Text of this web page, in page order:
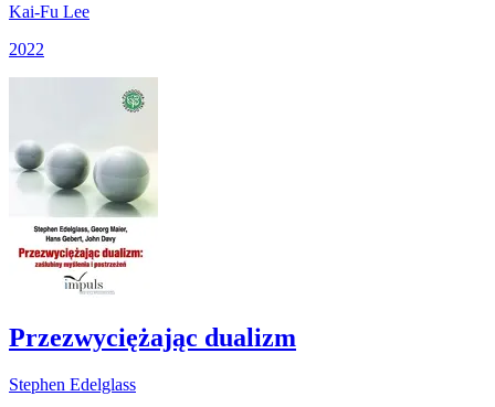
Kai-Fu Lee
2022
Przezwyciężając dualizm
Stephen Edelglass